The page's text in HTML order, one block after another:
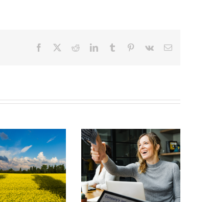
Facebook RedditLinkedInTumblr Pinterest
Vk Email